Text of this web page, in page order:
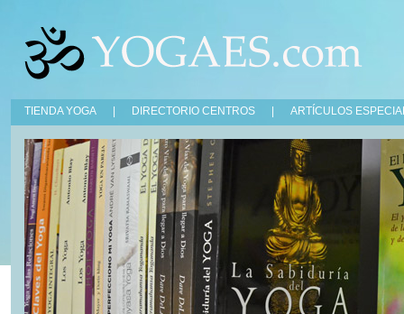
TIENDA YOGA DIRECTORIO CENTROS ARTÍCULOS